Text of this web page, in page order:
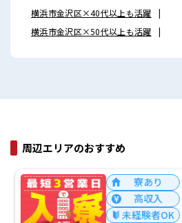
横浜市金沢区×40代以上も活躍
横浜市金沢区×50代以上も活躍
周辺エリアのおすすめ
寮あり
高収入
未経験者OK